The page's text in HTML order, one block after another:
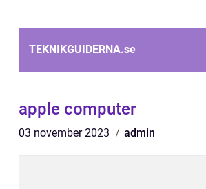
TEKNIKGUIDERNA.se
apple computer
03 november 2023 admin